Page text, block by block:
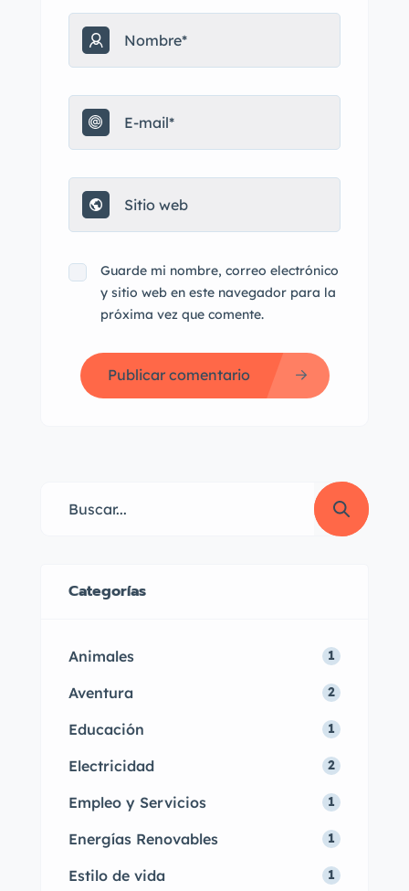
Guarde mi nombre, correo electrónico
y sitio web en este navegador para la
próxima vez que comente.
Publicar comentario
Categorías
Animales 1
Aventura 2
Educación 1
Electricidad 2
Empleo y Servicios 1
Energías Renovables 1
Estilo de vida 1